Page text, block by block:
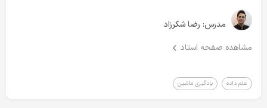
مدرس: رضا شکرزاد
مشاهده صفحه استاد
علم داده یادگیری ماشین